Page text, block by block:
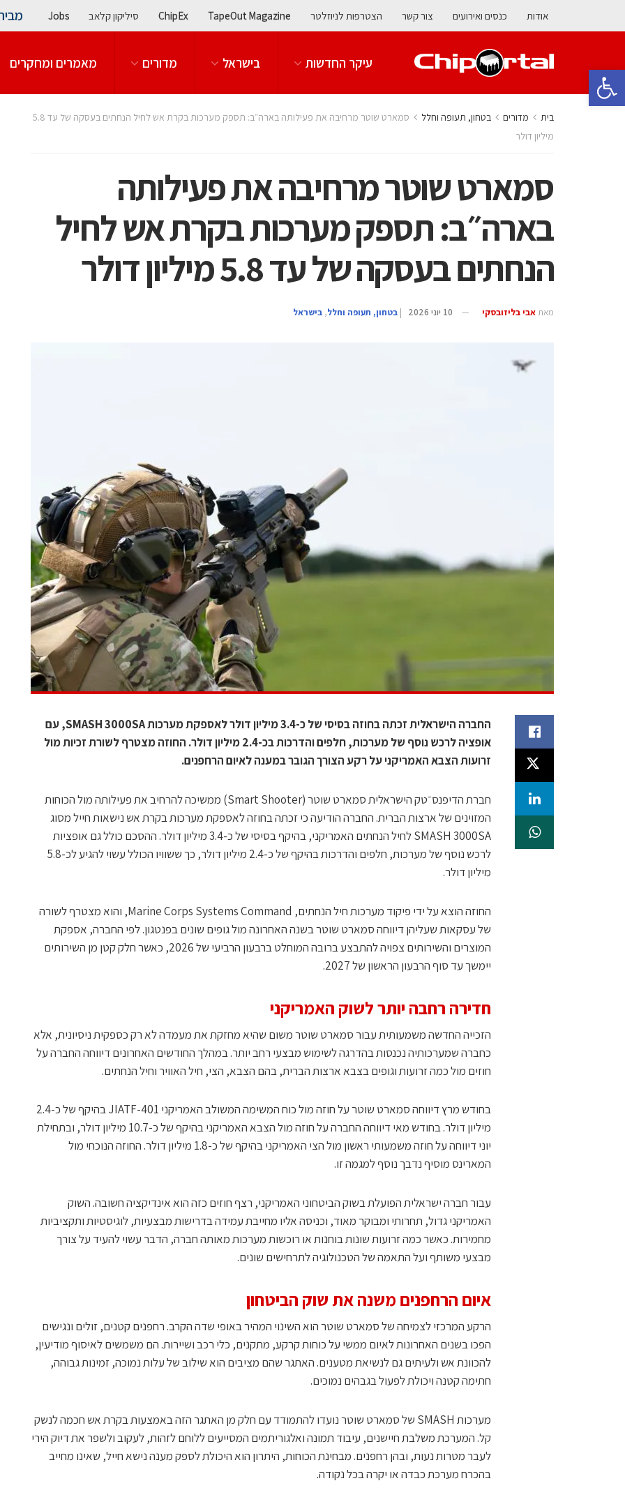
פתח סרגל נגישות
אודות כנסים ואירועים צור קשר הצטרפות לניוזלטר TapeOut Magazine
ChipEx סיליקון קלאב Jobs
עיקר החדשות בישראל מדורים מאמרים ומחקרים
בית מדורים בטחון, תעופה וחלל
סמארט שוטר מרחיבה את פעילותה בארה״ב: תספק מערכות בקרת אש לחיל הנחתים בעסקה של עד 5.8
מיליון דולר
סמארט שוטר מרחיבה את פעילותה
בארה״ב: תספק מערכות בקרת אש לחיל
הנחתים בעסקה של עד 5.8 מיליון דולר
מאת אבי בליזובסקי 10 יוני 2026 | בטחון, תעופה וחלל, בישראל
החברה הישראלית זכתה בחוזה בסיסי של כ-3.4 מיליון דולר לאספקת מערכות SMASH 3000SA, עם
אופציה לרכש נוסף של מערכות, חלפים והדרכות בכ-2.4 מיליון דולר. החוזה מצטרף לשורת זכיות מול
זרועות הצבא האמריקני על רקע הצורך הגובר במענה לאיום הרחפנים.
חברת הדיפנס־טק הישראלית סמארט שוטר (Smart Shooter) ממשיכה להרחיב את פעילותה מול הכוחות
המזוינים של ארצות הברית. החברה הודיעה כי זכתה בחוזה לאספקת מערכות בקרת אש נישאות חייל מסוג
SMASH 3000SA לחיל הנחתים האמריקני, בהיקף בסיסי של כ-3.4 מיליון דולר. ההסכם כולל גם אופציות
לרכש נוסף של מערכות, חלפים והדרכות בהיקף של כ-2.4 מיליון דולר, כך ששוויו הכולל עשוי להגיע לכ-5.8
מיליון דולר.
החוזה הוצא על ידי פיקוד מערכות חיל הנחתים, Marine Corps Systems Command, והוא מצטרף לשורה
של עסקאות שעליהן דיווחה סמארט שוטר בשנה האחרונה מול גופים שונים בפנטגון. לפי החברה, אספקת
המוצרים והשירותים צפויה להתבצע ברובה המוחלט ברבעון הרביעי של 2026, כאשר חלק קטן מן השירותים
יימשך עד סוף הרבעון הראשון של 2027.
חדירה רחבה יותר לשוק האמריקני
הזכייה החדשה משמעותית עבור סמארט שוטר משום שהיא מחזקת את מעמדה לא רק כספקית ניסיונית, אלא
כחברה שמערכותיה נכנסות בהדרגה לשימוש מבצעי רחב יותר. במהלך החודשים האחרונים דיווחה החברה על
חוזים מול כמה זרועות וגופים בצבא ארצות הברית, בהם הצבא, הצי, חיל האוויר וחיל הנחתים.
בחודש מרץ דיווחה סמארט שוטר על חוזה מול כוח המשימה המשולב האמריקני JIATF-401 בהיקף של כ-2.4
מיליון דולר. בחודש מאי דיווחה החברה על חוזה מול הצבא האמריקני בהיקף של כ-10.7 מיליון דולר, ובתחילת
יוני דיווחה על חוזה משמעותי ראשון מול הצי האמריקני בהיקף של כ-1.8 מיליון דולר. החוזה הנוכחי מול
המארינס מוסיף נדבך נוסף למגמה זו.
עבור חברה ישראלית הפועלת בשוק הביטחוני האמריקני, רצף חוזים כזה הוא אינדיקציה חשובה. השוק
האמריקני גדול, תחרותי ומבוקר מאוד, וכניסה אליו מחייבת עמידה בדרישות מבצעיות, לוגיסטיות ותקציביות
מחמירות. כאשר כמה זרועות שונות בוחנות או רוכשות מערכות מאותה חברה, הדבר עשוי להעיד על צורך
מבצעי משותף ועל התאמה של הטכנולוגיה לתרחישים שונים.
איום הרחפנים משנה את שוק הביטחון
הרקע המרכזי לצמיחה של סמארט שוטר הוא השינוי המהיר באופי שדה הקרב. רחפנים קטנים, זולים ונגישים
הפכו בשנים האחרונות לאיום ממשי על כוחות קרקע, מתקנים, כלי רכב ושיירות. הם משמשים לאיסוף מודיעין,
להכוונת אש ולעיתים גם לנשיאת מטענים. האתגר שהם מציבים הוא שילוב של עלות נמוכה, זמינות גבוהה,
חתימה קטנה ויכולת לפעול בגבהים נמוכים.
מערכות SMASH של סמארט שוטר נועדו להתמודד עם חלק מן האתגר הזה באמצעות בקרת אש חכמה לנשק
קל. המערכת משלבת חיישנים, עיבוד תמונה ואלגוריתמים המסייעים ללוחם לזהות, לעקוב ולשפר את דיוק הירי
לעבר מטרות נעות, ובהן רחפנים. מבחינת הכוחות, היתרון הוא היכולת לספק מענה נישא חייל, שאינו מחייב
בהכרח מערכת כבדה או יקרה בכל נקודה.